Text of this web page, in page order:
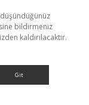
bildirmeniz
kaldırılacaktır.